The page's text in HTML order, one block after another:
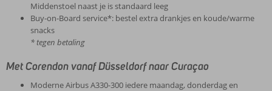
Middenstoel naast je is standaard leeg
Buy-on-Board service*: bestel extra drankjes en koude/warme
snacks
* tegen betaling
Met Corendon vanaf Düsseldorf naar Curaçao
Moderne Airbus A330-300 iedere maandag, donderdag en